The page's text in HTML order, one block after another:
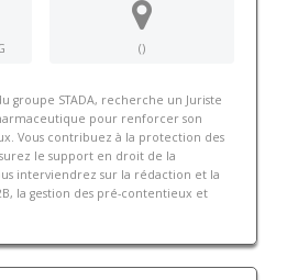
()
groupe STADA, recherche un Juriste
pour renforcer son
Vous contribuez à la protection des
le support en droit de la
interviendrez sur la rédaction et la
la gestion des pré-contentieux et